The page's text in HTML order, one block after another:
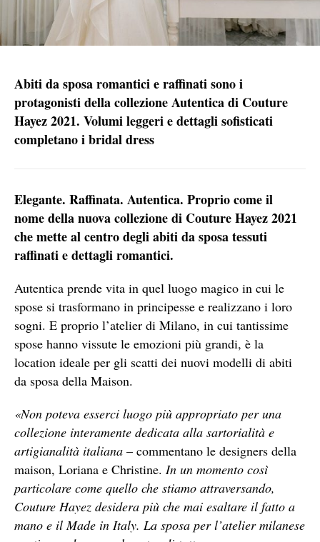
Abiti da sposa romantici e raffinati sono i
protagonisti della collezione Autentica di Couture
Hayez 2021. Volumi leggeri e dettagli sofisticati
completano i bridal dress
Elegante. Raffinata. Autentica. Proprio come il
nome della nuova collezione di Couture Hayez 2021
che mette al centro degli abiti da sposa tessuti
raffinati e dettagli romantici.
Autentica prende vita in quel luogo magico in cui le
spose si trasformano in principesse e realizzano i loro
sogni. E proprio l’atelier di Milano, in cui tantissime
spose hanno vissute le emozioni più grandi, è la
location ideale per gli scatti dei nuovi modelli di abiti
da sposa della Maison.
«Non poteva esserci luogo più appropriato per una
collezione interamente dedicata alla sartorialità e
artigianalità italiana – commentano le designers della
maison, Loriana e Christine. In un momento così
particolare come quello che stiamo attraversando,
Couture Hayez desidera più che mai esaltare il fatto a
mano e il Made in Italy. La sposa per l’atelier milanese